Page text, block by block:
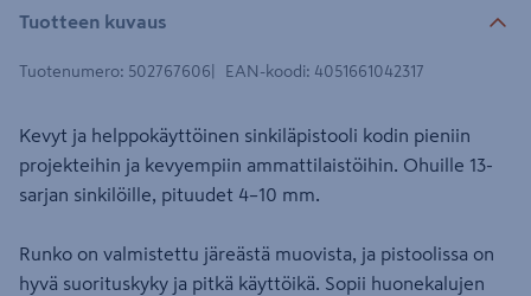
Tuotteen kuvaus
Tuotenumero: 502767606 EAN-koodi: 4051661042317
Kevyt ja helppokäyttöinen sinkiläpistooli kodin pieniin
projekteihin ja kevyempiin ammattilaistöihin. Ohuille 13-
sarjan sinkilöille, pituudet 4–10 mm.
Runko on valmistettu järeästä muovista, ja pistoolissa on
hyvä suorituskyky ja pitkä käyttöikä. Sopii huonekalujen